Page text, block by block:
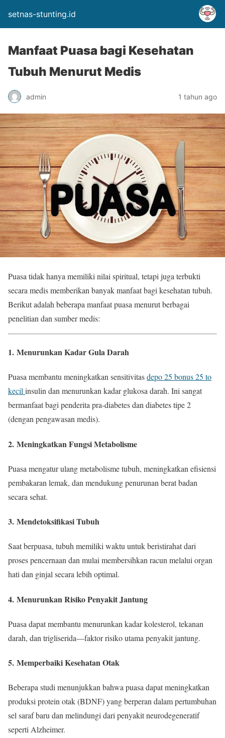
setnas-stunting.id
Manfaat Puasa bagi Kesehatan
Tubuh Menurut Medis
admin 1 tahun ago
Puasa tidak hanya memiliki nilai spiritual, tetapi juga terbukti
secara medis memberikan banyak manfaat bagi kesehatan tubuh.
Berikut adalah beberapa manfaat puasa menurut berbagai
penelitian dan sumber medis:
1. Menurunkan Kadar Gula Darah
Puasa membantu meningkatkan sensitivitasdepo 25 bonus 25 to
kecilinsulin dan menurunkan kadar glukosa darah. Ini sangat
bermanfaat bagi penderita pra-diabetes dan diabetes tipe 2
(dengan pengawasan medis).
2. Meningkatkan Fungsi Metabolisme
Puasa mengatur ulang metabolisme tubuh, meningkatkan efisiensi
pembakaran lemak, dan mendukung penurunan berat badan
secara sehat.
3. Mendetoksifikasi Tubuh
Saat berpuasa, tubuh memiliki waktu untuk beristirahat dari
proses pencernaan dan mulai membersihkan racun melalui organ
hati dan ginjal secara lebih optimal.
4. Menurunkan Risiko Penyakit Jantung
Puasa dapat membantu menurunkan kadar kolesterol, tekanan
darah, dan trigliserida—faktor risiko utama penyakit jantung.
5. Memperbaiki Kesehatan Otak
Beberapa studi menunjukkan bahwa puasa dapat meningkatkan
produksi protein otak (BDNF) yang berperan dalam pertumbuhan
sel saraf baru dan melindungi dari penyakit neurodegeneratif
seperti Alzheimer.